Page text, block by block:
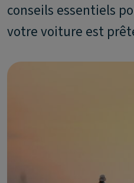
conseils essentiels
votre voiture est